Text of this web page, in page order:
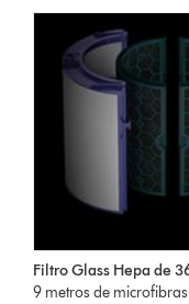
Filtro Glass Hepa de
9 metros de